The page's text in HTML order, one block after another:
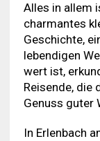
Alles in allem
charmantes
Geschichte,
lebendigen
wert ist,
Reisende, die
Genuss guter
In Erlenbach